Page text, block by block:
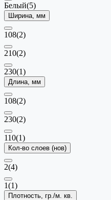
Белый(5)
Ширина, мм
108(2)
210(2)
230(1)
Длина, мм
108(2)
230(2)
110(1)
Кол-во слоев (нов)
2(4)
1(1)
Плотность, гр./м. кв.